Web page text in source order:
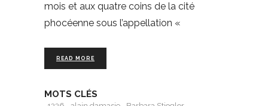
mois et aux quatre coins de la cité
phocéenne sous l’appellation «
READ MORE
MOTS CLÉS